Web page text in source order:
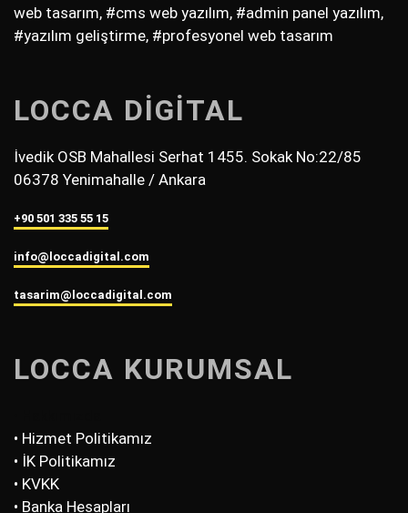
web tasarım, #cms web yazılım, #admin panel yazılım,
#yazılım geliştirme, #profesyonel web tasarım
LOCCA DİGİTAL
İvedik OSB Mahallesi Serhat 1455. Sokak No:22/85
06378 Yenimahalle / Ankara
+90 501 335 55 15
info@loccadigital.com
tasarim@loccadigital.com
LOCCA KURUMSAL
• Hizmet Politikamız
• İK Politikamız
• KVKK
• Banka Hesapları